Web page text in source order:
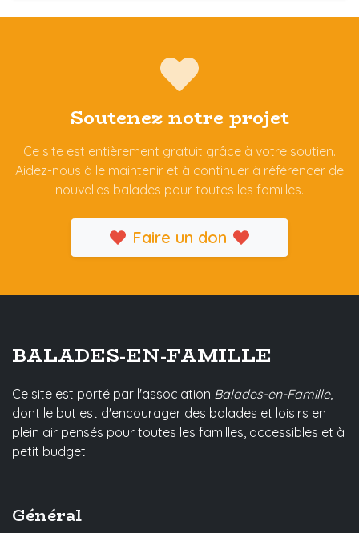
Soutenez notre projet
Ce site est entièrement gratuit grâce à votre soutien.
Aidez-nous à le maintenir et à continuer à référencer de
nouvelles balades pour toutes les familles.
Faire un don
BALADES-EN-FAMILLE
Ce site est porté par l'association Balades-en-Famille,
dont le but est d'encourager des balades et loisirs en
plein air pensés pour toutes les familles, accessibles et à
petit budget.
Général